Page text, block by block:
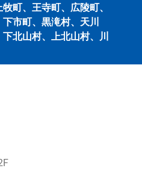
町、王寺町、広陵町、
市町、黒滝村、天川
北山村、上北山村、川